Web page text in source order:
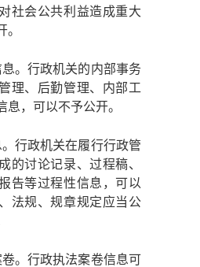
社会公共利益造成重大
。行政机关的内部事务
理、后勤管理、内部工
息，可以不予公开。
行政机关在履行行政管
的讨论记录、过程稿、
告等过程性信息，可以
法规、规章规定应当公
。行政执法案卷信息可